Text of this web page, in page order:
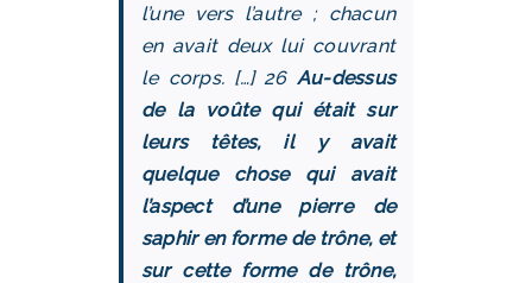
l’une vers l’autre ; chacun
en avait deux lui couvrant
le corps. […] 26 Au-dessus
de la voûte qui était sur
leurs têtes, il y avait
quelque chose qui avait
l’aspect d’une pierre de
saphir en forme de trône, et
sur cette forme de trône,